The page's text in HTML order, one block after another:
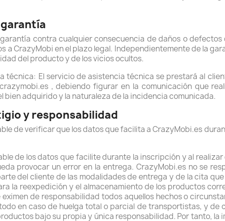
contra cualquier consecuencia de daños o
a CrazyMobi en el plazo legal. Independientemente de la
del producto y de los vicios ocultos.
técnica: El servicio de asistencia técnica se prestará al
, debiendo figurar en la comunicación que
bien adquirido y la naturaleza de la incidencia comunicada.
y responsabilidad
de verificar que los datos que facilita a CrazyMobi.es
de los datos que facilite durante la inscripción y al
provocar un error en la entrega. CrazyMobi.es no se
del cliente de las modalidades de entrega y de la cita
la reexpedición y el almacenamiento de los productos
de responsabilidad todos aquellos hechos o
en caso de huelga total o parcial de transportistas, y
bajo su propia y única responsabilidad. Por tanto,